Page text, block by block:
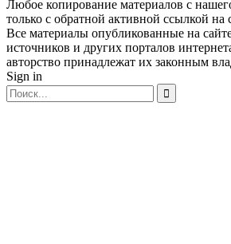
Любое копирование материалов с
только с обратной активной ссылкой на
Все материалы опубликованные на
источников и других порталов
авторство принадлежат их законным
Sign in